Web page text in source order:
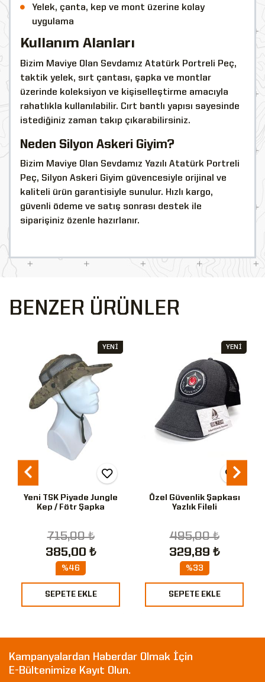
Yelek, çanta, kep ve mont üzerine kolay
uygulama
Kullanım Alanları
Bizim Maviye Olan Sevdamız Atatürk Portreli Peç,
taktik yelek, sırt çantası, şapka ve montlar
üzerinde koleksiyon ve kişiselleştirme amacıyla
rahatlıkla kullanılabilir. Cırt bantlı yapısı sayesinde
istediğiniz zaman takıp çıkarabilirsiniz.
Neden Silyon Askeri Giyim?
Bizim Maviye Olan Sevdamız Yazılı Atatürk Portreli
Peç, Silyon Askeri Giyim güvencesiyle orijinal ve
kaliteli ürün garantisiyle sunulur. Hızlı kargo,
güvenli ödeme ve satış sonrası destek ile
siparişiniz özenle hazırlanır.
BENZER ÜRÜNLER
Yeni TSK Piyade Jungle
Kep / Fötr Şapka
715,00 ₺
385,00 ₺
%46
SEPETE EKLE
YENİ
Özel Güvenlik Şapkası
Yazlık Fileli
495,00 ₺
329,89 ₺
%33
SEPETE EKLE
YENİ
Kampanyalardan Haberdar Olmak İçin
E-Bültenimize Kayıt Olun.